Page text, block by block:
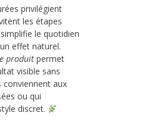
privilégient
les étapes
le quotidien
effet naturel.
produit permet
visible sans
conviennent aux
ou qui
discret.